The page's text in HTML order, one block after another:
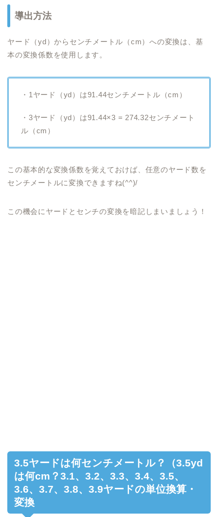
導出方法
ヤード（yd）からセンチメートル（cm）への変換は、基
本の変換係数を使用します。
・1ヤード（yd）は91.44センチメートル（cm）
・3ヤード（yd）は91.44×3 = 274.32センチメート
ル（cm）
この基本的な変換係数を覚えておけば、任意のヤード数を
センチメートルに変換できますね(^^)/
この機会にヤードとセンチの変換を暗記しまいましょう！
3.5ヤードは何センチメートル？（3.5yd
は何cm？3.1、3.2、3.3、3.4、3.5、
3.6、3.7、3.8、3.9ヤードの単位換算・
変換